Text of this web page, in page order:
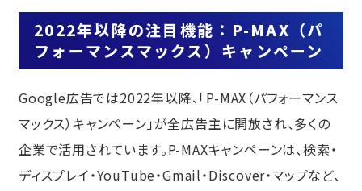
2022年以降の注目機能：P-MAX（パ
フォーマンスマックス）キャンペーン
Google広告では2022年以降、「P-MAX（パフォーマンス
マックス）キャンペーン」が全広告主に開放され、多くの
企業で活用されています。P-MAXキャンペーンは、検索・
ディスプレイ・YouTube・Gmail・Discover・マップなど、